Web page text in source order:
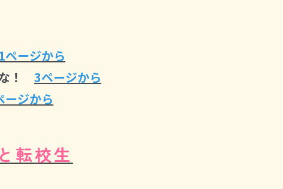
1ページから
！
3ページから
ージから
転校生